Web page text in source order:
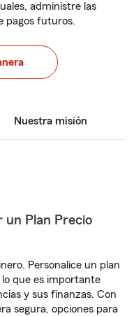
administre las
pagos futuros.
Nuestra misión
un Plan Precio
Personalice un plan
que es importante
y sus finanzas. Con
segura, opciones para